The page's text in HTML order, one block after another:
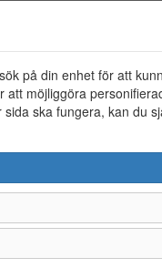
Bred
innersula
Ja
38
på din enhet för att
att möjliggöra
ska fungera, kan du